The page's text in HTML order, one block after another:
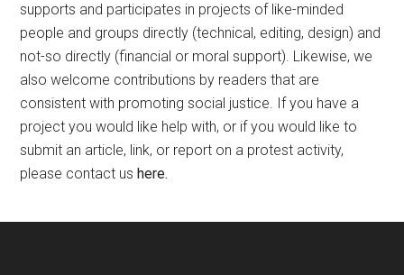
supports and participates in projects of like-minded
people and groups directly (technical, editing, design) and
not-so directly (financial or moral support). Likewise, we
also welcome contributions by readers that are
consistent with promoting social justice. If you have a
project you would like help with, or if you would like to
submit an article, link, or report on a protest activity,
please contact ushere.